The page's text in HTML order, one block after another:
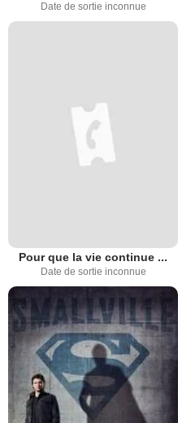
Date de sortie inconnue
Pour que la vie continue ...
Date de sortie inconnue